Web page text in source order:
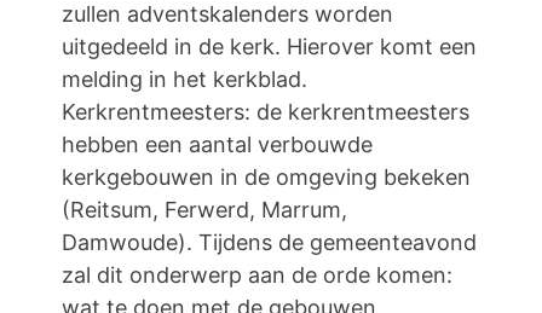
zullen adventskalenders worden
uitgedeeld in de kerk. Hierover komt een
melding in het kerkblad.
Kerkrentmeesters: de kerkrentmeesters
hebben een aantal verbouwde
kerkgebouwen in de omgeving bekeken
(Reitsum, Ferwerd, Marrum,
Damwoude). Tijdens de gemeenteavond
zal dit onderwerp aan de orde komen:
wat te doen met de gebouwen